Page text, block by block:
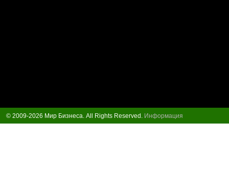
© 2009-2026 Мир Бизнеса. All Rights Reserved. Информация